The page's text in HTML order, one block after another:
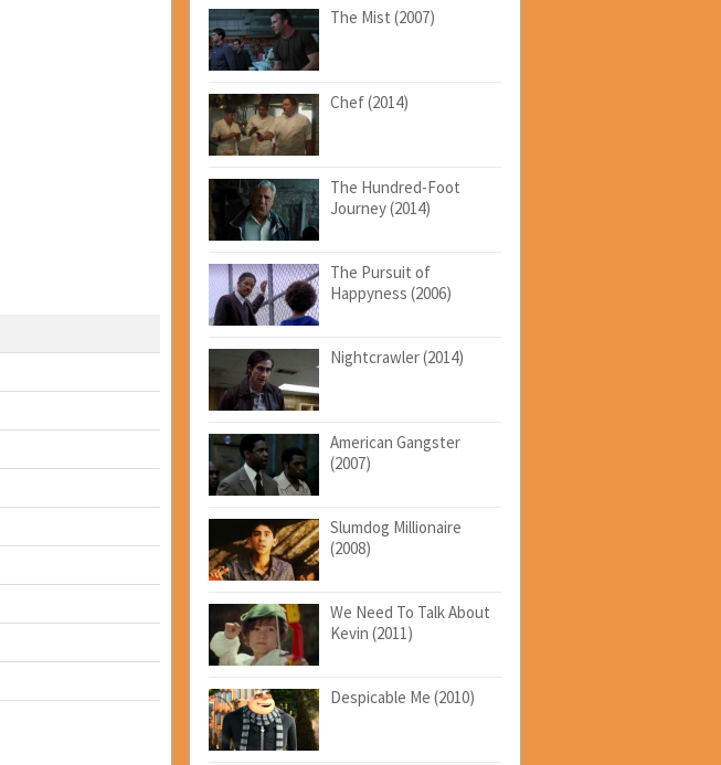
The Mist (2007)
Chef (2014)
The Hundred-Foot
Journey (2014)
The Pursuit of
Happyness (2006)
Nightcrawler (2014)
American Gangster
(2007)
Slumdog Millionaire
(2008)
We Need To Talk About
Kevin (2011)
Despicable Me (2010)